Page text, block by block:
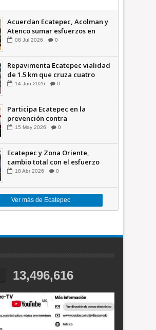
Acuerdan Ecatepec, Acolman y
Atenco sumar esfuerzos en
seguridad
08 Jul 2026 0
Repavimenta Ecatepec vialidad
de 1.5 km que cruza cuatro
comunidades +Video
14 Jun 2026 0
Participa Ecatepec en la
prevención contra
inundaciones en el Valle de
15 May 2026 0
Ecatepec y Zona Oriente,
cambio total con el esfuerzo
conjunto: Azucena; retiran 21
18 Abr 2026 0
Ver más de Ecatepec
13,496,616